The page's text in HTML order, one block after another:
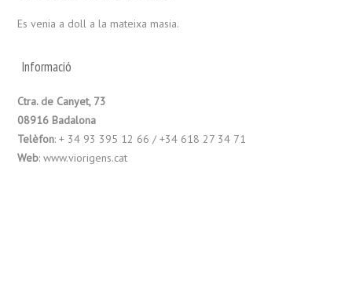
​Es venia a doll a la mateixa masia.
Informació
Ctra. de Canyet, 73
08916 Badalona
Telèfon: + 34 93 395 12 66 / +34 618 27 34 71
Web: www.viorigens.cat